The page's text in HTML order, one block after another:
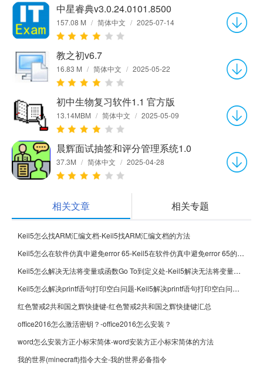
中星睿典v3.0.24.0101.8500
157.08 M / 简体中文 / 2025-07-14
教之初v6.7
16.83 M / 简体中文 / 2025-05-22
初中生物复习软件1.1 官方版
13.14MBM / 简体中文 / 2025-05-09
晨辉面试抽签和评分管理系统1.0
37.3M / 简体中文 / 2025-04-28
相关文章 相关专题
Keil5怎么找ARM汇编文档-Keil5找ARM汇编文档的方法
Keil5怎么在软件仿真中避免error 65-Keil5在软件仿真中避免error 65的方法
Keil5怎么解决无法将变量或函数Go To到定义处-Keil5解决无法将变量或函数Go To到定义处的方法
Keil5怎么解决printf语句打印空白问题-Keil5解决printf语句打印空白问题的方法
红色警戒2共和国之辉快捷键-红色警戒2共和国之辉快捷键汇总
office2016怎么激活密钥？-office2016怎么安装？
word怎么安装方正小标宋简体-word安装方正小标宋简体的方法
我的世界(minecraft)指令大全-我的世界必备指令